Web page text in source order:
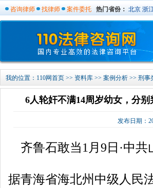
咨询律师 找律师 案件委托 热门省份： 北京 浙
我的位置： 110网首页 >> 资料库 >> 案例分析 >> 刑事
6人轮奸不满14周岁幼女，分
发布日期：
齐鲁石敢当1月9日·中
据青海省海北州中级人民